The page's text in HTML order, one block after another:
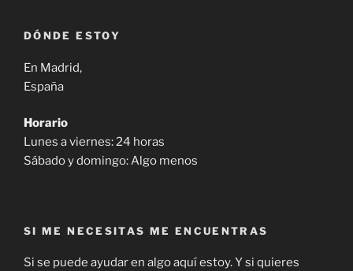
DÓNDE ESTOY
En Madrid,
España
Horario
Lunes a viernes: 24 horas
Sábado y domingo: Algo menos
SI ME NECESITAS ME ENCUENTRAS
Si se puede ayudar en algo aquí estoy. Y si quieres